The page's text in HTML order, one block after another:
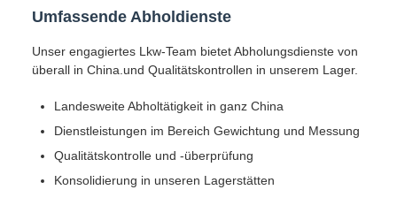
Umfassende Abholdienste
Unser engagiertes Lkw-Team bietet Abholungsdienste von
überall in China.und Qualitätskontrollen in unserem Lager.
Landesweite Abholtätigkeit in ganz China
Dienstleistungen im Bereich Gewichtung und Messung
Qualitätskontrolle und -überprüfung
Konsolidierung in unseren Lagerstätten